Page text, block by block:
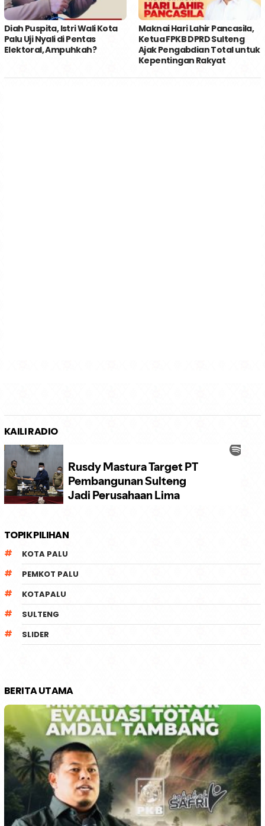
Diah Puspita, Istri Wali Kota
Palu Uji Nyali di Pentas
Elektoral, Ampuhkah?
Maknai Hari Lahir Pancasila,
Ketua FPKB DPRD Sulteng
Ajak Pengabdian Total untuk
Kepentingan Rakyat
KAILI RADIO
TOPIK PILIHAN
KOTA PALU
PEMKOT PALU
KOTAPALU
SULTENG
SLIDER
BERITA UTAMA